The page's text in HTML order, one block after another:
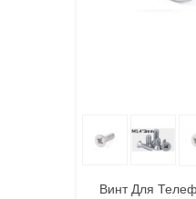
Винт Для